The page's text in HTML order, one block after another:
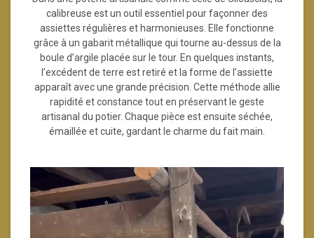
calibreuse est un outil essentiel pour façonner des
assiettes régulières et harmonieuses. Elle fonctionne
grâce à un gabarit métallique qui tourne au-dessus de la
boule d’argile placée sur le tour. En quelques instants,
l’excédent de terre est retiré et la forme de l’assiette
apparaît avec une grande précision. Cette méthode allie
rapidité et constance tout en préservant le geste
artisanal du potier. Chaque pièce est ensuite séchée,
émaillée et cuite, gardant le charme du fait main.